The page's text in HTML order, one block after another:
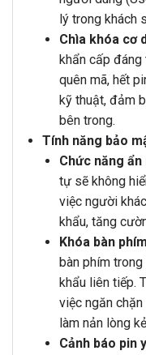
lý trong khách
Chìa khóa cơ
khẩn cấp đáng
quên mã, hết
kỹ thuật, đảm
bên trong.
Tính năng bảo
Chức năng
tự sẽ không
việc người
khẩu, tăng
Khóa bàn
bàn phím
khẩu liên tiếp.
việc ngăn
làm nản lòng
Cảnh báo pin